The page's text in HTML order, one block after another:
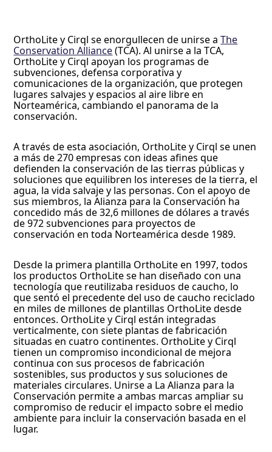
OrthoLite y Cirql se enorgullecen de unirse aThe
Conservation Alliance(TCA). Al unirse a la TCA,
OrthoLite y Cirql apoyan los programas de
subvenciones, defensa corporativa y
comunicaciones de la organización, que protegen
lugares salvajes y espacios al aire libre en
Norteamérica, cambiando el panorama de la
conservación.
A través de esta asociación, OrthoLite y Cirql se unen
a más de 270 empresas con ideas afines que
defienden la conservación de las tierras públicas y
soluciones que equilibren los intereses de la tierra, el
agua, la vida salvaje y las personas. Con el apoyo de
sus miembros, la Alianza para la Conservación ha
concedido más de 32,6 millones de dólares a través
de 972 subvenciones para proyectos de
conservación en toda Norteamérica desde 1989.
Desde la primera plantilla OrthoLite en 1997, todos
los productos OrthoLite se han diseñado con una
tecnología que reutilizaba residuos de caucho, lo
que sentó el precedente del uso de caucho reciclado
en miles de millones de plantillas OrthoLite desde
entonces. OrthoLite y Cirql están integradas
verticalmente, con siete plantas de fabricación
situadas en cuatro continentes. OrthoLite y Cirql
tienen un compromiso incondicional de mejora
continua con sus procesos de fabricación
sostenibles, sus productos y sus soluciones de
materiales circulares. Unirse a La Alianza para la
Conservación permite a ambas marcas ampliar su
compromiso de reducir el impacto sobre el medio
ambiente para incluir la conservación basada en el
lugar.